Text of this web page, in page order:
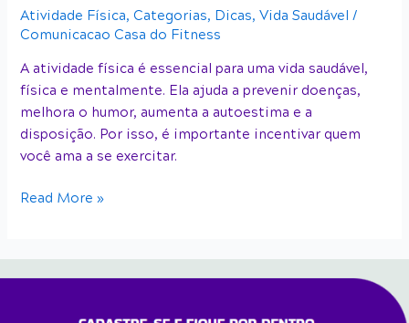
Atividade Física,Categorias, Dicas,Vida Saudável /
Comunicacao Casa do Fitness
A atividade física é essencial para uma vida saudável,
física e mentalmente. Ela ajuda a prevenir doenças,
melhora o humor, aumenta a autoestima e a
disposição. Por isso, é importante incentivar quem
você ama a se exercitar.
Read More »